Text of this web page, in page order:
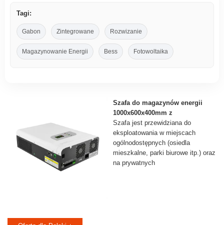
Tagi:
Gabon Zintegrowane Rozwizanie
Magazynowanie Energii Bess Fotowoltaika
Szafa do magazynów energii
1000x600x400mm z
Szafa jest przewidziana do
eksploatowania w miejscach
ogólnodostępnych (osiedla
mieszkalne, parki biurowe itp.) oraz
na prywatnych